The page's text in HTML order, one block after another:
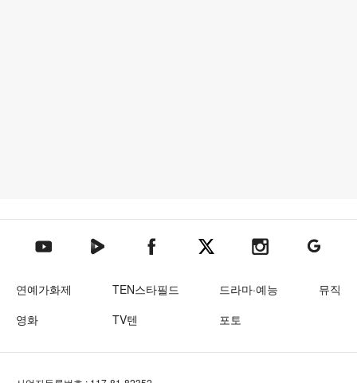
텐아시아 유튜브텐아시아 네이버TV텐아시아 페이스북텐아시아 엑스텐아시아 인스타그램
텐아시아
연예가화제 TEN스타필드 드라마·예능
뮤직
영화
TV텐 포토